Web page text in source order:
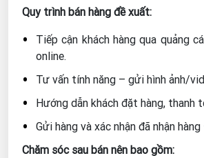
Quy trình bán hàng đề xuất:
Tiếp cận khách hàng qua quảng
online.
Tư vấn tính năng – gửi hình ảnh/
Hướng dẫn khách đặt hàng, thanh
Gửi hàng và xác nhận đã nhận hàng
Chăm sóc sau bán nên bao gồm: